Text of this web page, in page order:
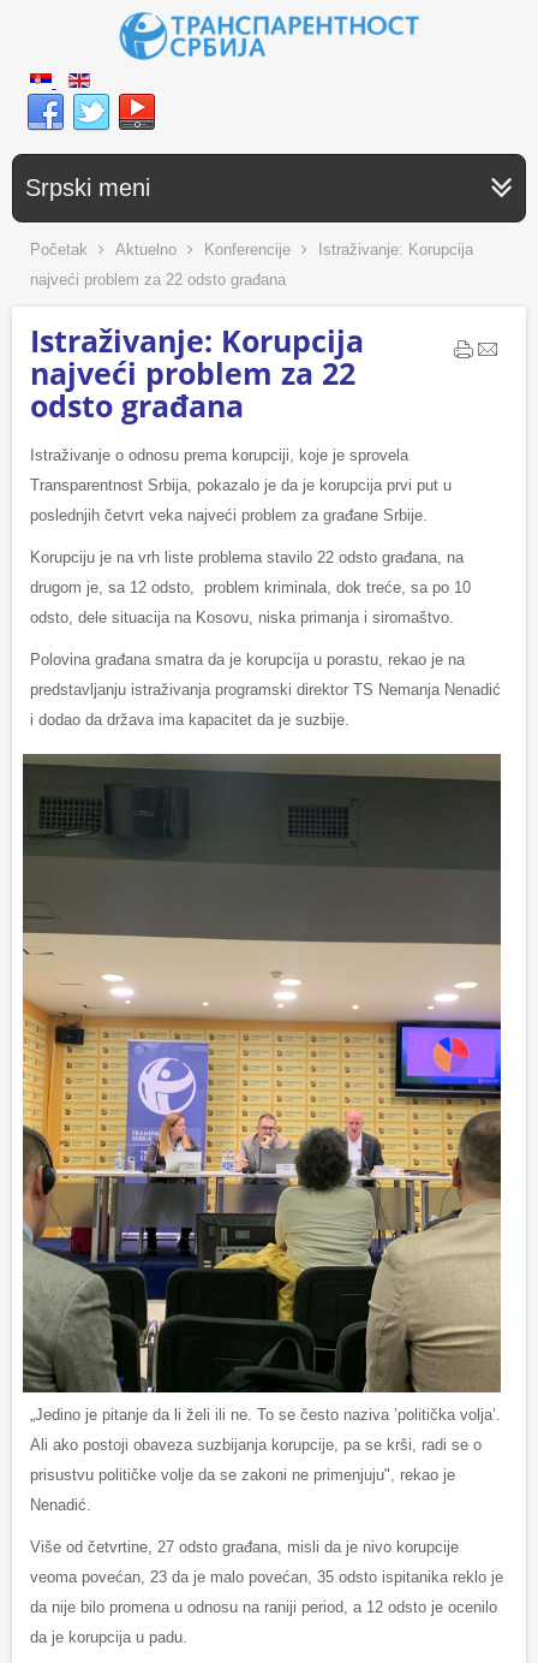
Srpski meni
Početak Aktuelno Konferencije
Istraživanje: Korupcija
najveći problem za 22 odsto građana
Istraživanje: Korupcija
najveći problem za 22
odsto građana
Istraživanje o odnosu prema korupciji, koje je sprovela
Transparentnost Srbija, pokazalo je da je korupcija prvi put u
poslednjih četvrt veka najveći problem za građane Srbije.
Korupciju je na vrh liste problema stavilo 22 odsto građana, na
drugom je, sa 12 odsto, problem kriminala, dok treće, sa po 10
odsto, dele situacija na Kosovu, niska primanja i siromaštvo.
Polovina građana smatra da je korupcija u porastu, rekao je na
predstavljanju istraživanja programski direktor TS Nemanja Nenadić
i dodao da država ima kapacitet da je suzbije.
„Jedino je pitanje da li želi ili ne. To se često naziva ’politička volja’.
Ali ako postoji obaveza suzbijanja korupcije, pa se krši, radi se o
prisustvu političke volje da se zakoni ne primenjuju", rekao je
Nenadić.
Više od četvrtine, 27 odsto građana, misli da je nivo korupcije
veoma povećan, 23 da je malo povećan, 35 odsto ispitanika reklo je
da nije bilo promena u odnosu na raniji period, a 12 odsto je ocenilo
da je korupcija u padu.